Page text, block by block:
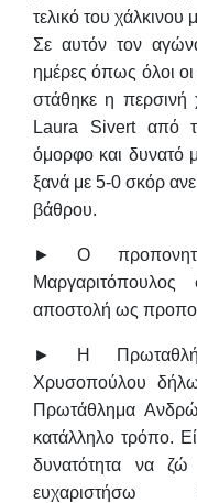
τελικό του χάλκινου
Σε αυτόν τον
ημέρες όπως όλοι οι
στάθηκε η περσινή
Laura Sivert από
όμορφο και δυνατό
ξανά με 5-0 σκόρ
βάθρου.
► Ο
Μαργαριτόπουλος
αποστολή ως
► Η
Χρυσοπούλου
Πρωτάθλημα
κατάλληλο τρόπο.
δυνατότητα να ζώ